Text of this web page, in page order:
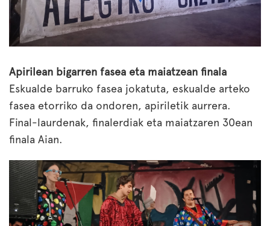
Apirilean bigarren fasea eta maiatzean finala
Eskualde barruko fasea jokatuta, eskualde arteko
fasea etorriko da ondoren, apiriletik aurrera.
Final-laurdenak, finalerdiak eta maiatzaren 30ean
finala Aian.